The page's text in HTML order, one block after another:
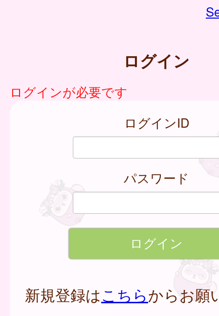
ログイン
ログインが必要です
ログインID
パスワード
新規登録はこちらからお願